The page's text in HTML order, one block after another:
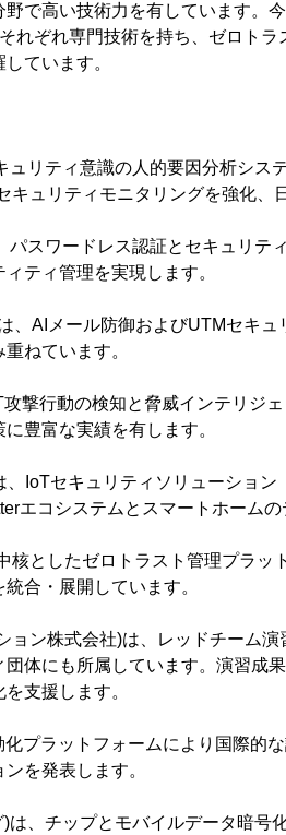
で高い技術力を有しています。
れぞれ専門技術を持ち、ゼロト
ています。
リティ意識の人的要因分析シス
キュリティモニタリングを強化、
パスワードレス認証とセキュリテ
ティ管理を実現します。
、AIメール防御およびUTMセキ
ねています。
撃行動の検知と脅威インテリジ
豊富な実績を有します。
IoTセキュリティソリューション
エコシステムとスマートホームの
核としたゼロトラスト管理プラッ
合・展開しています。
ョン株式会社)は、レッドチーム
体にも所属しています。演習成
支援します。
プラットフォームにより国際的
を発表します。
は、チップとモバイルデータ暗号